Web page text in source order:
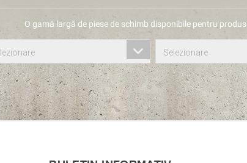
O gamă largă de piese de schimb disponibile pentru
Selezionare